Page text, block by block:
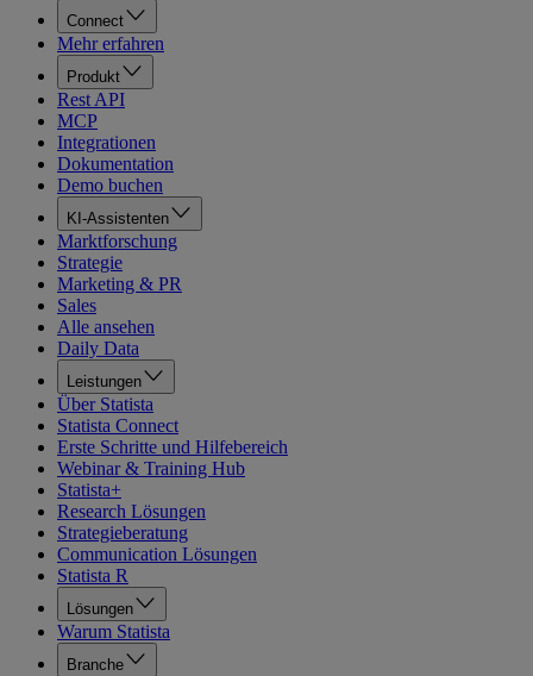
Connect
Mehr erfahren
Produkt
Rest API
MCP
Integrationen
Dokumentation
Demo buchen
KI-Assistenten
Marktforschung
Strategie
Marketing & PR
Sales
Alle ansehen
Daily Data
Leistungen
Über Statista
Statista Connect
Erste Schritte und Hilfebereich
Webinar & Training Hub
Statista+
Research Lösungen
Strategieberatung
Communication Lösungen
Statista R
Lösungen
Warum Statista
Branche